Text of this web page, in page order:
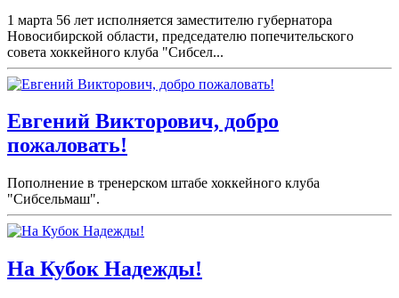
1 марта 56 лет исполняется заместителю губернатора
Новосибирской области, председателю попечительского
совета хоккейного клуба "Сибсел...
Евгений Викторович, добро
пожаловать!
Пополнение в тренерском штабе хоккейного клуба
"Сибсельмаш".
На Кубок Надежды!